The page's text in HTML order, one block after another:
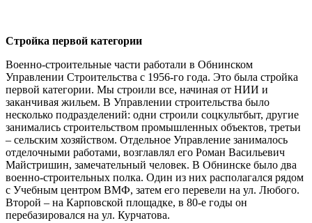
Стройка первой категории
Военно-строительные части работали в Обнинском
Управлении Строительства с 1956-го года. Это была стройка
первой категории. Мы строили все, начиная от НИИ и
заканчивая жильем. В Управлении строительства было
несколько подразделений: одни строили соцкультбыт, другие
занимались строительством промышленных объектов, третьи
– сельским хозяйством. Отдельное Управление занималось
отделочными работами, возглавлял его Роман Васильевич
Майстришин, замечательный человек. В Обнинске было два
военно-строительных полка. Один из них располагался рядом
с Учебным центром ВМФ, затем его перевели на ул. Любого.
Второй – на Карповской площадке, в 80-е годы он
перебазировался на ул. Курчатова.